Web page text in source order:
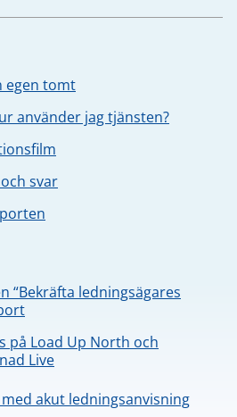
egen tomt
använder jag tjänsten?
svar
“Bekräfta ledningsägares
på Load Up North och
Live
akut ledningsanvisning